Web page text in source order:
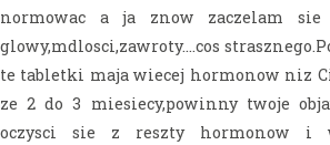
normowac a ja znow zaczelam sie
glowy,mdlosci,zawroty….cos
te tabletki maja wiecej hormonow niz
ze 2 do 3 miesiecy,powinny twoje
oczysci sie z reszty hormonow i